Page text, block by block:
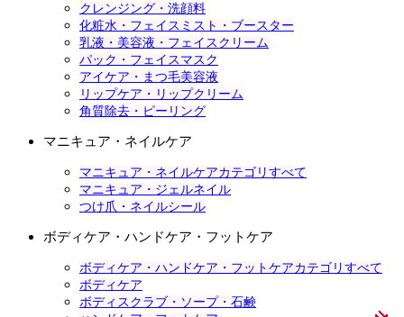
クレンジング・洗顔料
化粧水・フェイスミスト・ブースター
乳液・美容液・フェイスクリーム
パック・フェイスマスク
アイケア・まつ毛美容液
リップケア・リップクリーム
角質除去・ピーリング
マニキュア・ネイルケア
マニキュア・ネイルケアカテゴリすべて
マニキュア・ジェルネイル
つけ爪・ネイルシール
ボディケア・ハンドケア・フットケア
ボディケア・ハンドケア・フットケアカテゴリすべて
ボディケア
ボディスクラブ・ソープ・石鹸